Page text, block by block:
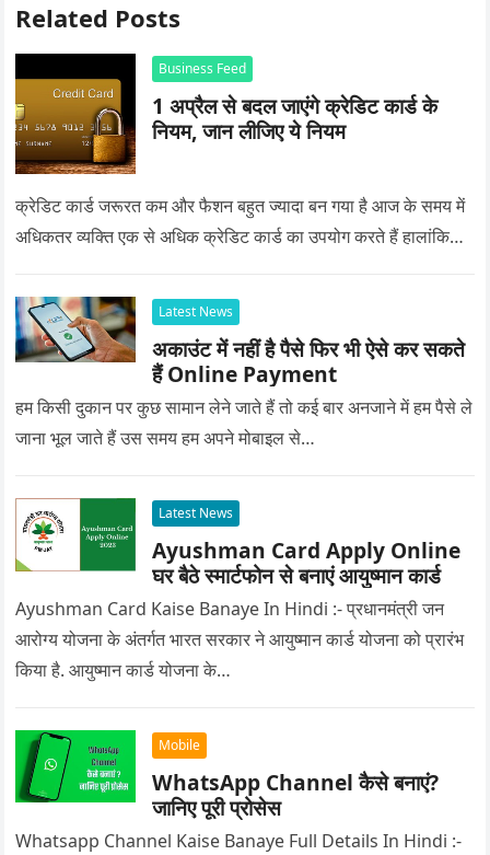
Related Posts
Business Feed
1 अप्रैल से बदल जाएंगे क्रेडिट कार्ड के
नियम, जान लीजिए ये नियम
क्रेडिट कार्ड जरूरत कम और फैशन बहुत ज्यादा बन गया है आज के समय में
अधिकतर व्यक्ति एक से अधिक क्रेडिट कार्ड का उपयोग करते हैं हालांकि…
Latest News
अकाउंट में नहीं है पैसे फिर भी ऐसे कर सकते
हैं Online Payment
हम किसी दुकान पर कुछ सामान लेने जाते हैं तो कई बार अनजाने में हम पैसे ले
जाना भूल जाते हैं उस समय हम अपने मोबाइल से…
Latest News
Ayushman Card Apply Online
घर बैठे स्मार्टफोन से बनाएं आयुष्मान कार्ड
Ayushman Card Kaise Banaye In Hindi :- प्रधानमंत्री जन
आरोग्य योजना के अंतर्गत भारत सरकार ने आयुष्मान कार्ड योजना को प्रारंभ
किया है. आयुष्मान कार्ड योजना के…
Mobile
WhatsApp Channel कैसे बनाएं?
जानिए पूरी प्रोसेस
Whatsapp Channel Kaise Banaye Full Details In Hindi :-